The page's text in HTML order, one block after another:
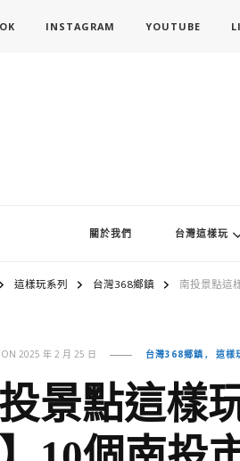
INSTAGRAM YOUTUBE
關於我們 台灣這樣玩
這樣玩系列 台灣368鄉鎮 南投景點這
2025 年 2 月 25 日 台灣368鄉鎮 這樣
景點這樣